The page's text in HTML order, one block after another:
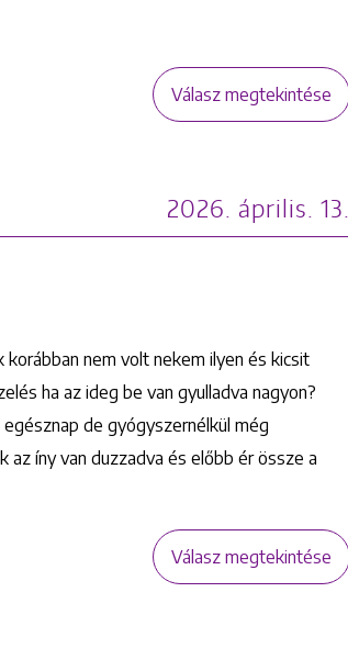
Válasz megtekintése
2026. április. 13.
nem volt nekem ilyen és kicsit
ha az ideg be van gyulladva nagyon?
de gyógyszernélkül még
az íny van duzzadva és előbb ér össze a
Válasz megtekintése